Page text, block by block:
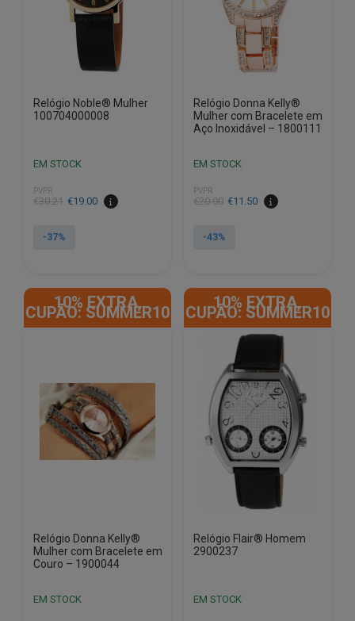
Relógio Noble® Mulher
100704000008
EM STOCK
PVPR
€30.21
O
original
€19.00
O
atual
-37%
Relógio Donna Kelly®
Mulher com Bracelete em
Aço Inoxidável – 1800111
EM STOCK
PVPR
€20.00
O
original
€11.50
O
atual
-43%
10% EXTRA,
CUPÃO: SUMMER10
Relógio Donna Kelly®
Mulher com Bracelete em
Couro – 1900044
EM STOCK
10% EXTRA,
CUPÃO: SUMMER10
Relógio Flair® Homem
2900237
EM STOCK